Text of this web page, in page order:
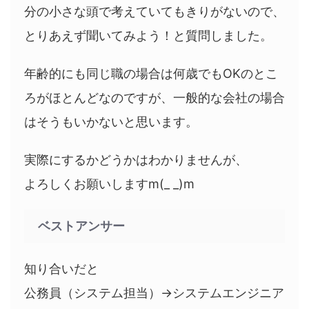
分の小さな頭で考えていてもきりがないので、
とりあえず聞いてみよう！と質問しました。
年齢的にも同じ職の場合は何歳でもOKのとこ
ろがほとんどなのですが、一般的な会社の場合
はそうもいかないと思います。
実際にするかどうかはわかりませんが、
よろしくお願いしますm(_ _)m
ベストアンサー
知り合いだと
公務員（システム担当）→システムエンジニア